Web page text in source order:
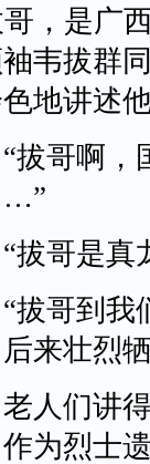
，是广
韦拔群
地讲述
哥啊，国
哥是真
哥到我们
后来壮烈
们讲得
为烈士